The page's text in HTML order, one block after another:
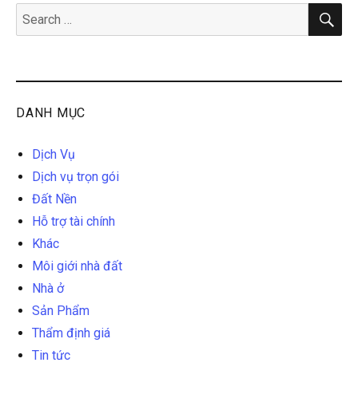
Search
for:
DANH MỤC
Dịch Vụ
Dịch vụ trọn gói
Đất Nền
Hỗ trợ tài chính
Khác
Môi giới nhà đất
Nhà ở
Sản Phẩm
Thẩm định giá
Tin tức